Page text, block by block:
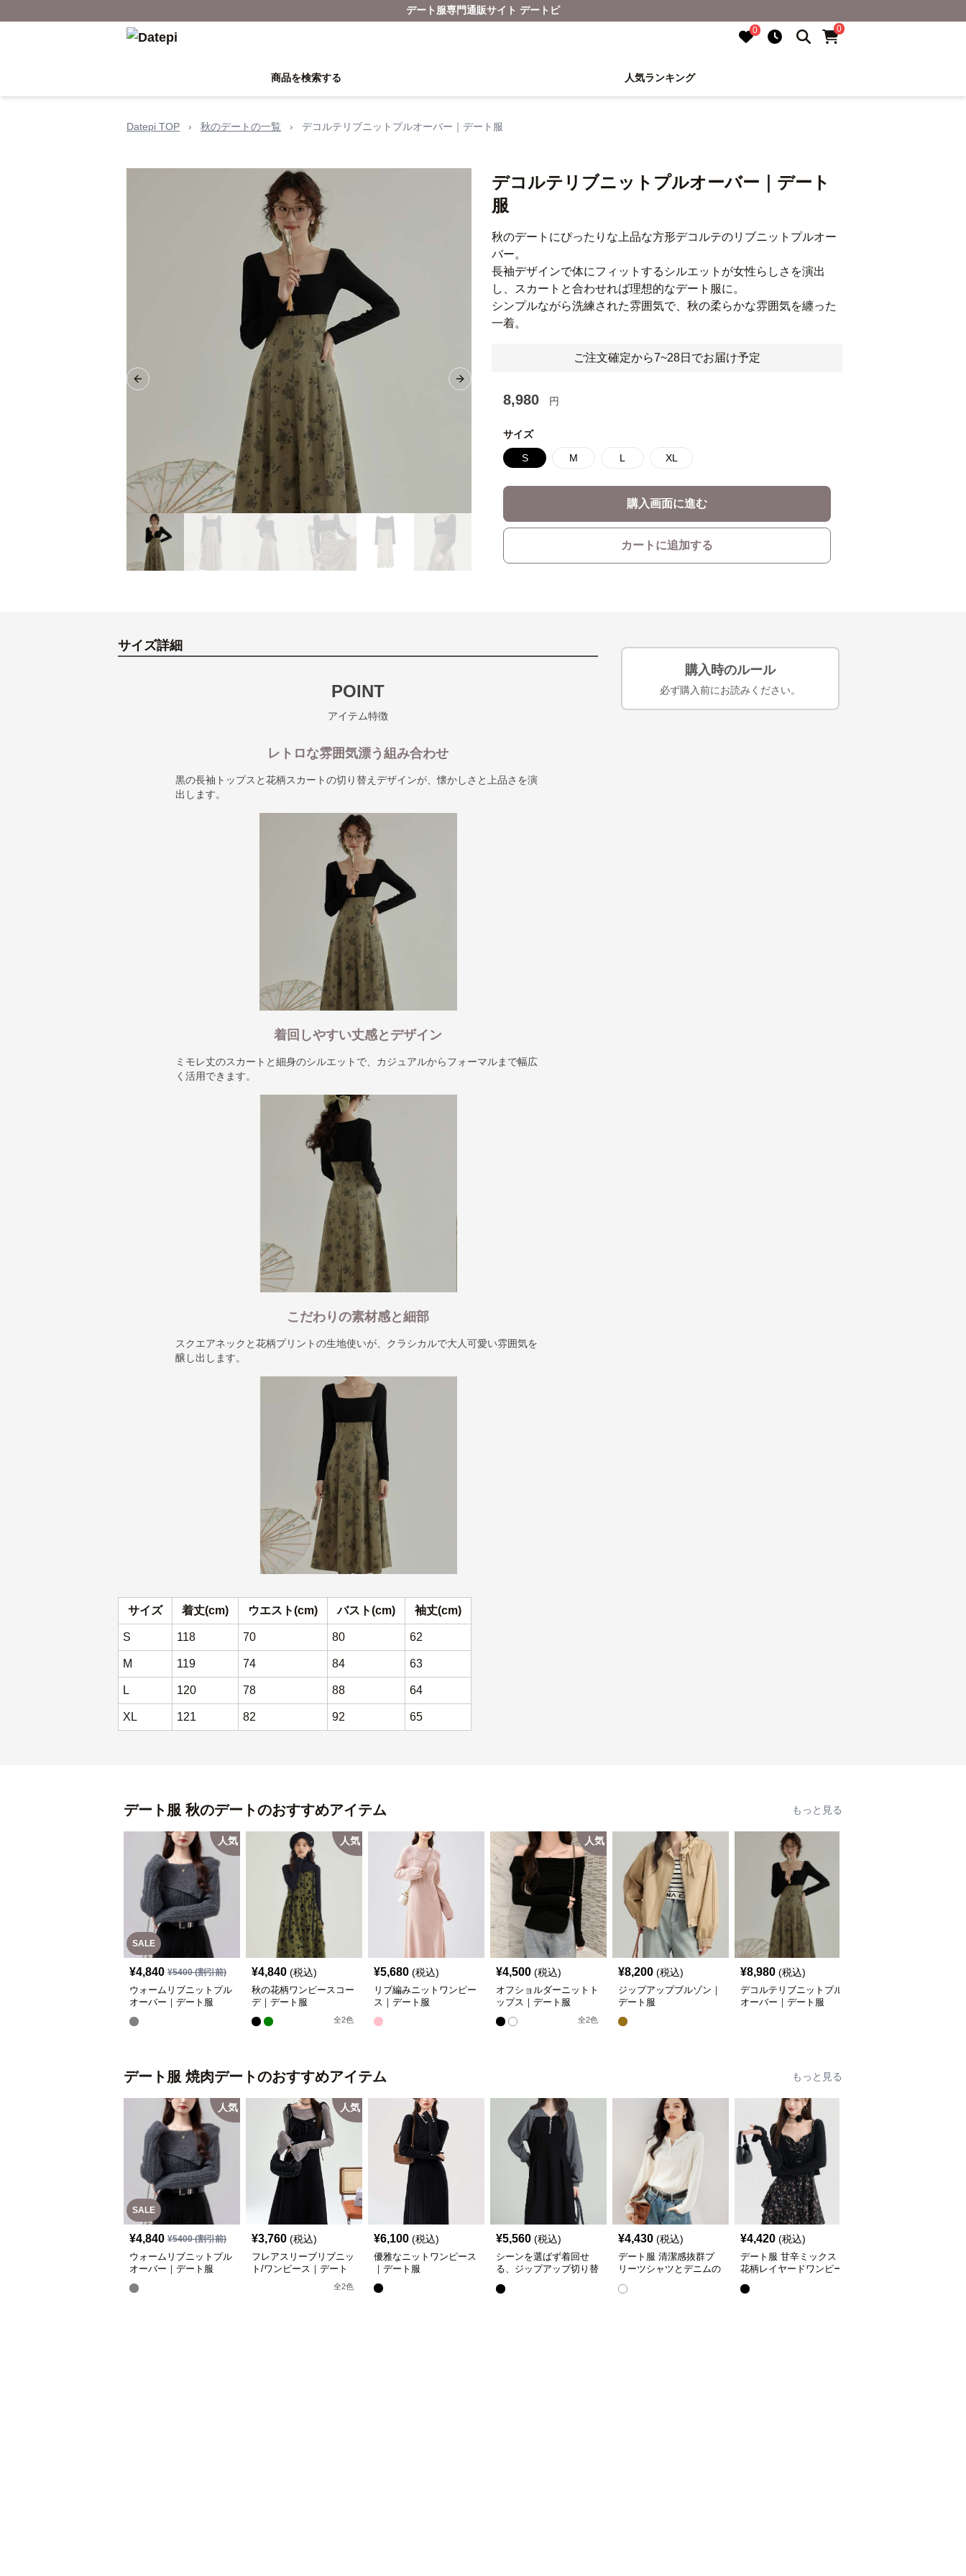
デート服専門通販サイト デートピ
0 0
商品を検索する 人気ランキング
Datepi TOP › 秋のデートの一覧 › デコルテリブニットプルオーバー｜デート服
Previous slide Next slide
デコルテリブニットプルオーバー｜デート
服
秋のデートにぴったりな上品な方形デコルテのリブニットプルオー
バー。
長袖デザインで体にフィットするシルエットが女性らしさを演出
し、スカートと合わせれば理想的なデート服に。
シンプルながら洗練された雰囲気で、秋の柔らかな雰囲気を纏った
一着。
ご注文確定から7~28日でお届け予定
8,980 円
サイズ
S M L XL
購入画面に進む
カートに追加する
サイズ詳細
POINT
アイテム特徴
レトロな雰囲気漂う組み合わせ
黒の長袖トップスと花柄スカートの切り替えデザインが、懐かしさと上品さを演
出します。
着回しやすい丈感とデザイン
ミモレ丈のスカートと細身のシルエットで、カジュアルからフォーマルまで幅広
く活用できます。
こだわりの素材感と細部
スクエアネックと花柄プリントの生地使いが、クラシカルで大人可愛い雰囲気を
醸し出します。
サイズ 着丈(cm) ウエスト(cm) バスト(cm) 袖丈(cm)
S 118 70 80 62
M 119 74 84 63
L 120 78 88 64
XL 121 82 92 65
購入時のルール
必ず購入前にお読みください。
デート服 秋のデートのおすすめアイテム もっと見る
SALE
人気
¥4,840 ¥5400(割引前)
ウォームリブニットプル
オーバー｜デート服
人気
¥4,840 (税込)
秋の花柄ワンピースコー
デ｜デート服
全2色
¥5,680 (税込)
リブ編みニットワンピー
ス｜デート服
人気
¥4,500 (税込)
オフショルダーニットト
ップス｜デート服
全2色
¥8,200 (税込)
ジップアップブルゾン｜
デート服
¥8,980 (税込)
デコルテリブニットプル
オーバー｜デート服
デート服 焼肉デートのおすすめアイテム もっと見る
SALE
人気
¥4,840 ¥5400(割引前)
ウォームリブニットプル
オーバー｜デート服
人気
¥3,760 (税込)
フレアスリーブリブニッ
ト/ワンピース｜デート
全2色
¥6,100 (税込)
優雅なニットワンピース
｜デート服
¥5,560 (税込)
シーンを選ばず着回せ
る、ジップアップ切り替
¥4,430 (税込)
デート服 清潔感抜群プ
リーツシャツとデニムの
¥4,420 (税込)
デート服 甘辛ミックス
花柄レイヤードワンピー